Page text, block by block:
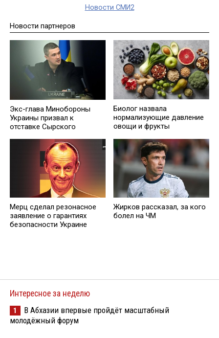
Новости СМИ2
Новости партнеров
Экс-глава Минобороны
Украины призвал к
отставке Сырского
Биолог назвала
нормализующие давление
овощи и фрукты
Мерц сделал резонасное
заявление о гарантиях
безопасности Украине
Жирков рассказал, за кого
болел на ЧМ
Интересное за неделю
1
В Абхазии впервые пройдёт масштабный
молодёжный форум